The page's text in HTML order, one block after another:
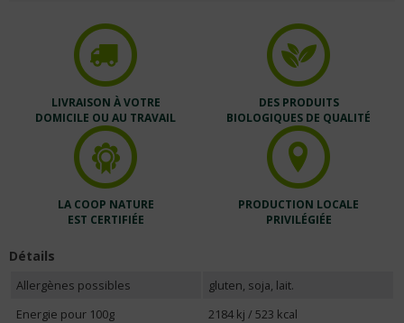
LIVRAISON À VOTRE
DOMICILE OU AU TRAVAIL
DES PRODUITS
BIOLOGIQUES DE QUALITÉ
LA COOP NATURE
EST CERTIFIÉE
PRODUCTION LOCALE
PRIVILÉGIÉE
Détails
Allergènes possibles
gluten, soja, lait.
Energie pour 100g
2184 kj / 523 kcal